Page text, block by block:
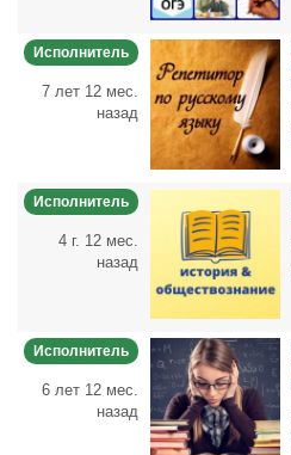
Исполнитель
7 лет 12 мес.
назад
Исполнитель
4 г. 12 мес.
назад
Исполнитель
6 лет 12 мес.
назад